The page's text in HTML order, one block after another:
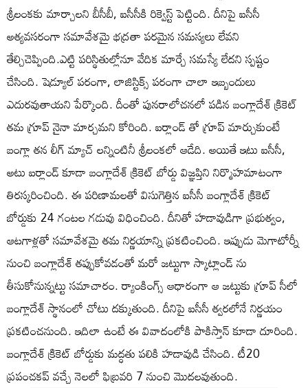
శ్రీలంకకు మార్చాలని బీసీబీ, ఐసీసీకి రిక్వెస్ట్ పెట్టింది. దీనిపై ఐసీసీ
అత్యవసరంగా సమావేశమై భద్రతా పరమైన సమస్యలు లేవని
తేల్చిచెప్పింది.ఎట్టి పరిస్థితుల్లోనూ వేదిక మార్చే సమస్యే లేదని స్పష్టం
చేసింది. షెడ్యూల్ పరంగా, లాజిస్టిక్స్ పరంగా చాలా ఇబ్బందులు
ఎదురవుతాయని పేర్కొంది. దీంతో పునరాలోచనలో పడిన బంగ్లాదేశ్ క్రికెట్
తమ గ్రూప్ నైనా మార్చమని కోరింది. ఐర్లాండ్ తో గ్రూప్ మార్చుకుంటే
బంగ్లా తన లీగ్ మ్యాచ్ లన్నింటినీ శ్రీలంకలో ఆడేది. అయితే ఇటు ఐసీసీ,
అటు ఐర్లాండ్ కూడా బంగ్లాదేశ్ క్రికెట్ బోర్డు విజ్ఞప్తిని నిర్మొహమాటంగా
తిరస్కరించింది. ఈ పరిణామలతో విసుగెత్తిన ఐసీసీ బంగ్లాదేశ్ క్రికెట్
బోర్డుకు 24 గంటల గడువు విధించింది. దీనితో హడావుడిగా ప్రభుత్వం,
ఆటగాళ్లతో సమావేశమై తమ నిర్ణయాన్ని ప్రకటించింది. ఇప్పుడు మెగాటోర్నీ
నుంచి బంగ్లాదేశ్ తప్పుకోవడంతో మరో జట్టుగా స్కాట్లాండ్ ను
తీసుకోనున్నట్టు సమాచారం. ర్యాంకింగ్స్ ఆధారంగా ఆ జట్టుకు గ్రూప్ సీలో
బంగ్లాదేశ్ స్థానంలో చోటు దక్కుతుంది. దీనిపై ఐసీసీ త్వరలోనే నిర్ణయం
ప్రకటించనుంది. ఇదిలా ఉంటే ఈ వివాదంలోకి పాకిస్తాన్ కూడా దూరింది.
బంగ్లాదేశ్ క్రికెట్ బోర్డుకు మద్ధతు పలికి హడావుడి చేసింది. టీ20
ప్రపంచకప్ వచ్చే నెలలో ఫిబ్రవరి 7 నుంచి మొదలవుతుంది.